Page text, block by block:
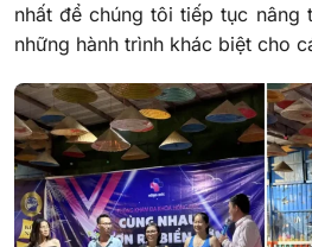
nhất để chúng tôi tiếp tục nâng
những hành trình khác biệt cho